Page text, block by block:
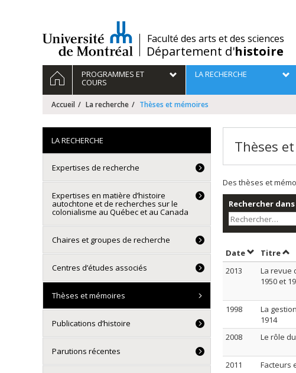
/Faculté des arts et des sciences
Département d'histoire
Navigation
principale
ACCUEILPROGRAMMES ET
COURS
LA RECHERCHE
Accueil La recherche Thèses et mémoires
Thèses
Des thèses et
Rechercher
DateTrier par
Titre
2013
La revue
1950 et
1998
La
1914
2008
Le rôle
2011
Facteurs
LA RECHERCHE
Expertises de recherche
Expertises en matière d’histoire
autochtone et de recherches sur le
colonialisme au Québec et au Canada
Chaires et groupes de recherche
Centres d’études associés
Thèses et mémoires
Publications d’histoire
Parutions récentes